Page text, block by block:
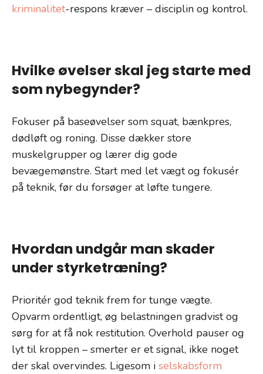
kriminalitet-respons kræver – disciplin og kontrol.
Hvilke øvelser skal jeg starte med
som nybegynder?
Fokuser på baseøvelser som squat, bænkpres,
dødløft og roning. Disse dækker store
muskelgrupper og lærer dig gode
bevægemønstre. Start med let vægt og fokusér
på teknik, før du forsøger at løfte tungere.
Hvordan undgår man skader
under styrketræning?
Prioritér god teknik frem for tunge vægte.
Opvarm ordentligt, øg belastningen gradvist og
sørg for at få nok restitution. Overhold pauser og
lyt til kroppen – smerter er et signal, ikke noget
der skal overvindes. Ligesom i selskabsform